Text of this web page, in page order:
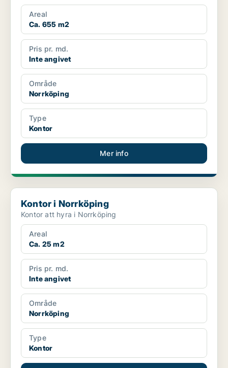
Areal
Ca. 655 m2
Pris pr. md.
Inte angivet
Område
Norrköping
Type
Kontor
Mer info
Kontor i Norrköping
Kontor i Norrköping
Kontor att hyra i Norrköping
Areal
Ca. 25 m2
Pris pr. md.
Inte angivet
Område
Norrköping
Type
Kontor